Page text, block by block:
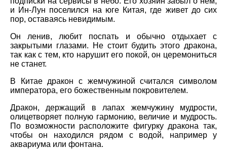
и Ин-Лун поселился на юге Китая, где живет до сих
пор, оставаясь невидимым.
Он ленив, любит поспать и обычно отдыхает с
закрытыми глазами. Не стоит будить этого дракона,
так как с тем, кто нарушит его покой, он церемониться
не станет.
В Китае дракон с жемчужиной считался символом
императора, его божественным покровителем.
Дракон, держащий в лапах жемчужину мудрости,
олицетворяет полную гармонию, величие и мудрость.
По возможности расположите фигурку дракона так,
чтобы он находился рядом с водой, например у
аквариума или фонтана.